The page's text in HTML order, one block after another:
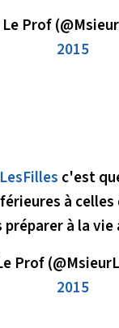
Prof
2015
c'est
à
préparer à la
Prof
2015